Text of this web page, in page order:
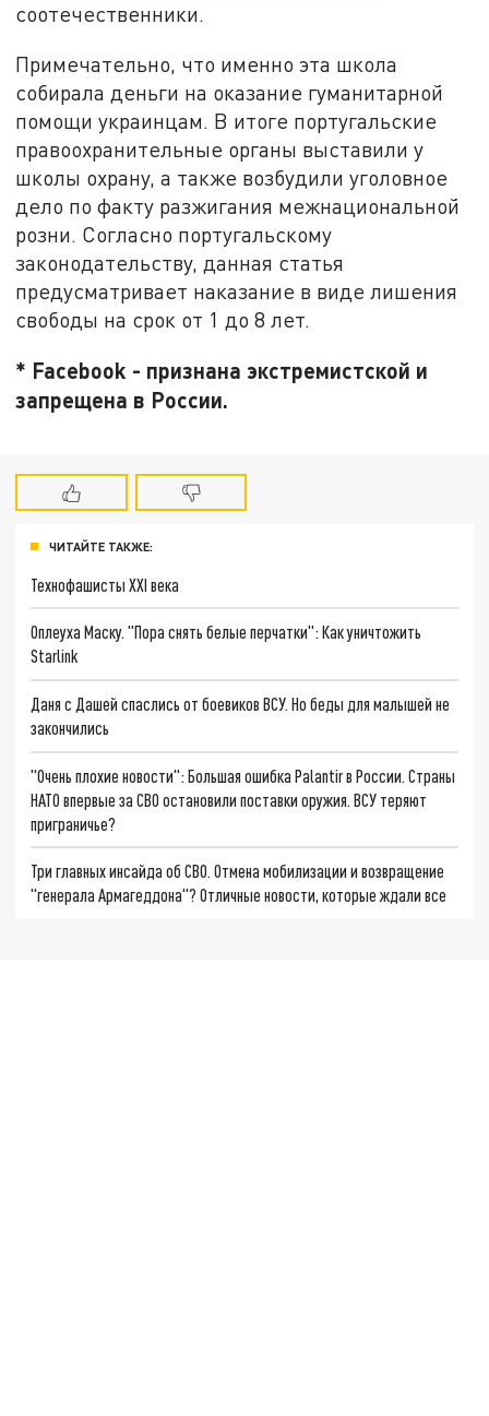
соотечественники.
Примечательно, что именно эта школа
собирала деньги на оказание гуманитарной
помощи украинцам. В итоге португальские
правоохранительные органы выставили у
школы охрану, а также возбудили уголовное
дело по факту разжигания межнациональной
розни. Согласно португальскому
законодательству, данная статья
предусматривает наказание в виде лишения
свободы на срок от 1 до 8 лет.
* Facebook - признана экстремистской и
запрещена в России.
ЧИТАЙТЕ ТАКЖЕ:
Технофашисты XXI века
Оплеуха Маску. "Пора снять белые перчатки": Как уничтожить
Starlink
Даня с Дашей спаслись от боевиков ВСУ. Но беды для малышей не
закончились
"Очень плохие новости": Большая ошибка Palantir в России. Страны
НАТО впервые за СВО остановили поставки оружия. ВСУ теряют
приграничье?
Три главных инсайда об СВО. Отмена мобилизации и возвращение
"генерала Армагеддона"? Отличные новости, которые ждали все